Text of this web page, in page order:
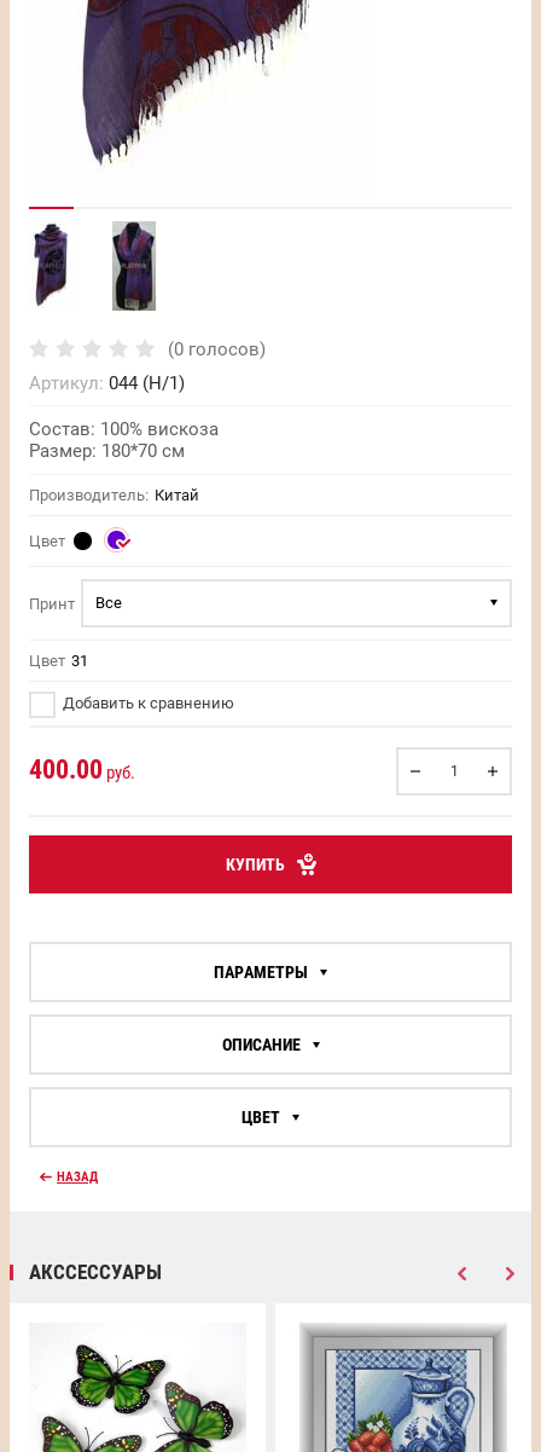
(0 голосов)
Артикул: 044 (H/1)
Состав: 100% вискоза
Размер: 180*70 см
Производитель: Китай
Цвет
Принт Все
Цвет 31
Добавить к сравнению
400.00 руб.
КУПИТЬ
ПАРАМЕТРЫ
ОПИСАНИЕ
ЦВЕТ
НАЗАД
АКССЕССУАРЫ